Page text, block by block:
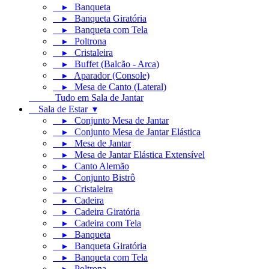
▸ Banqueta
▸ Banqueta Giratória
▸ Banqueta com Tela
▸ Poltrona
▸ Cristaleira
▸ Buffet (Balcão - Arca)
▸ Aparador (Console)
▸ Mesa de Canto (Lateral)
Tudo em Sala de Jantar
Sala de Estar ▾
▸ Conjunto Mesa de Jantar
▸ Conjunto Mesa de Jantar Elástica
▸ Mesa de Jantar
▸ Mesa de Jantar Elástica Extensível
▸ Canto Alemão
▸ Conjunto Bistrô
▸ Cristaleira
▸ Cadeira
▸ Cadeira Giratória
▸ Cadeira com Tela
▸ Banqueta
▸ Banqueta Giratória
▸ Banqueta com Tela